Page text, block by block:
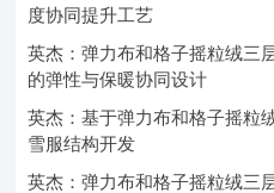
度协同提升工艺
英杰：弹力布和格子摇粒绒三
的弹性与保暖协同设计
英杰：基于弹力布和格子摇粒
雪服结构开发
英杰：弹力布和格子摇粒绒三